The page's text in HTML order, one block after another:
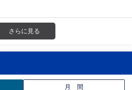
さらに見る
月 間